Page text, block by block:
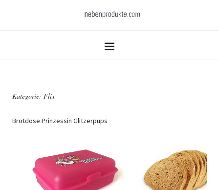
Kategorie: Flix
Brotdose Prinzessin Glitzerpups